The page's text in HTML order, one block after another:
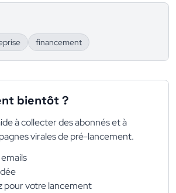
financement
bientôt ?
à collecter des abonnés et à
virales de pré-lancement.
pour votre lancement